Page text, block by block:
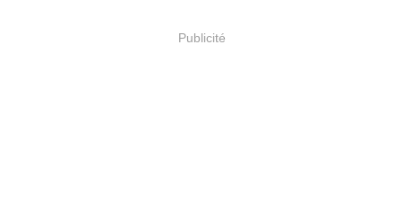
Publicité